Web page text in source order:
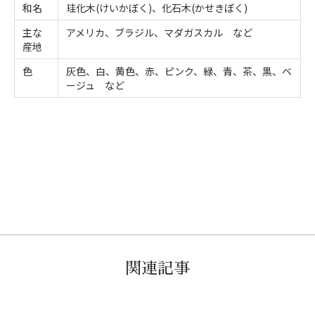
和名
珪化木(けいかぼく)、化石木(かせきぼく)
主な
産地
アメリカ、ブラジル、マダガスカル など
色
灰色、白、黄色、赤、ピンク、緑、青、茶、黒、ベ
ージュ など
関連記事